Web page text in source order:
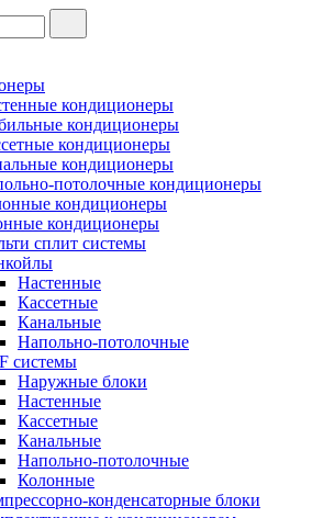
кондиционеры
кондиционеры
кондиционеры
кондиционеры
потолочные кондиционеры
кондиционеры
кондиционеры
сплит системы
Настенные
Кассетные
Канальные
Напольно-потолочные
системы
Наружные блоки
Настенные
Кассетные
Канальные
Напольно-потолочные
Колонные
конденсаторные блоки